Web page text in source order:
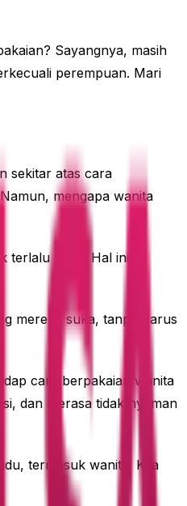
Sayangnya, masih
perempuan. Mari
sekitar atas cara
mengapa wanita
terlalu seksi. Hal ini
mereka suka, tanpa harus
cara berpakaian wanita
dan merasa tidak nyaman
termasuk wanita. Kita